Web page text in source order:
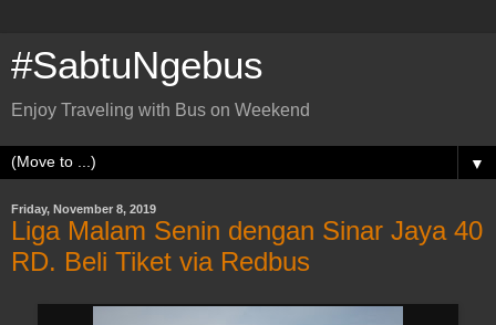
#SabtuNgebus
Enjoy Traveling with Bus on Weekend
▼
Friday, November 8, 2019
Liga Malam Senin dengan Sinar Jaya 40
RD. Beli Tiket via Redbus